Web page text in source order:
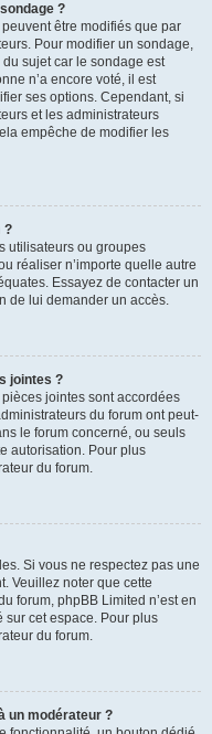
?
être modifiés que par
Pour modifier un sondage,
sujet car le sondage est
n’a encore voté, il est
ses options. Cependant, si
et les administrateurs
empêche de modifier les
?
utilisateurs ou groupes
réaliser n’importe quelle autre
Essayez de contacter un
de lui demander un accès.
jointes ?
jointes sont accordées
du forum ont peut-
le forum concerné, ou seuls
autorisation. Pour plus
du forum.
Si vous ne respectez pas une
Veuillez noter que cette
forum, phpBB Limited n’est en
cet espace. Pour plus
du forum.
un modérateur ?